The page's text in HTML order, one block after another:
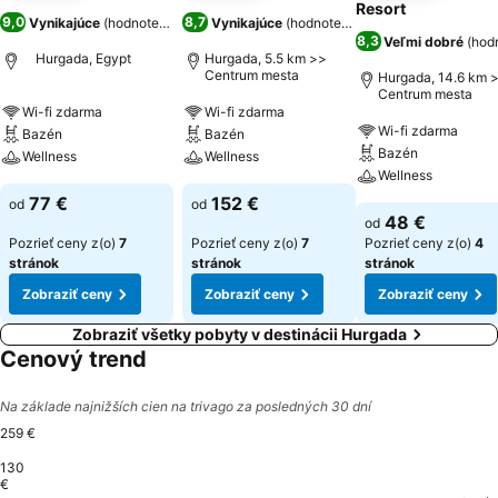
9,0 Vynikajúce (hodnotenia: 15 303)
Hurgada, Egypt
Wi-fi zdarma
Bazén
Wellness
od 77 €
Pozrieť ceny z(o) 7
stránok
Zobraziť ceny
8,7 Vynikajúce (hodnotenia: 24 184
Hurgada, 5.5 km >>
Centrum mesta
Wi-fi zdarma
Bazén
Wellness
od 152 €
Pozrieť ceny z(o) 7
stránok
Zobraziť ceny
Resort
8,3 Veľmi dobré (
Hurgada, 14.6 km
Centrum mesta
Wi-fi zdarma
Bazén
Wellness
od 48 €
Pozrieť ceny z(o) 4
stránok
Zobraziť ceny
Zobraziť všetky pobyty v destinácii Hurgada
Cenový trend
Na základe najnižších cien na trivago za posledných 30 dní
259 €
130
€